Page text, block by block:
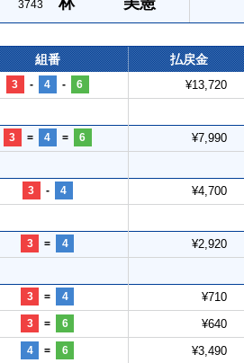
3743
組番 払戻金
3 - 4 - 6 ¥13,720
3 = 4 = 6 ¥7,990
3 - 4 ¥4,700
3 = 4 ¥2,920
3 = 4 ¥710
3 = 6 ¥640
4 = 6 ¥3,490